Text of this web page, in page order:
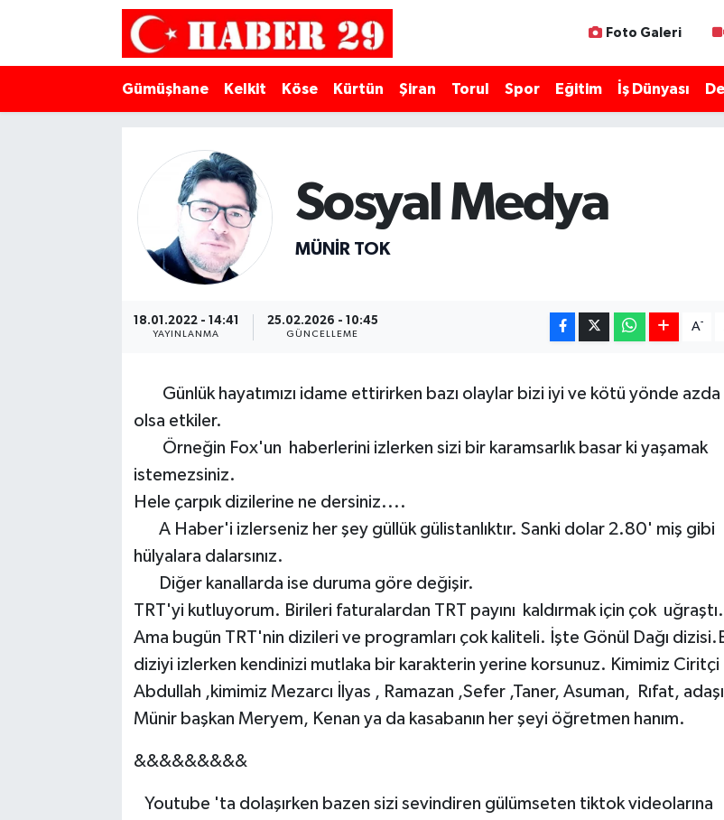
Foto Galeri
Gümüşhane Kelkit Köse Kürtün Şiran Torul Spor Eğitim İş Dünyası
Sosyal Medya
MÜNIR TOK
18.01.2022 - 14:41
YAYINLANMA
25.02.2026 - 10:45
GÜNCELLEME
A-
Günlük hayatımızı idame ettirirken bazı olaylar bizi iyi ve kötü yönde azda
olsa etkiler.
Örneğin Fox'un haberlerini izlerken sizi bir karamsarlık basar ki yaşamak
istemezsiniz.
Hele çarpık dizilerine ne dersiniz....
A Haber'i izlerseniz her şey güllük gülistanlıktır. Sanki dolar 2.80' miş gibi
hülyalara dalarsınız.
Diğer kanallarda ise duruma göre değişir.
TRT'yi kutluyorum. Birileri faturalardan TRT payını kaldırmak için çok uğraştı.
Ama bugün TRT'nin dizileri ve programları çok kaliteli. İşte Gönül Dağı
diziyi izlerken kendinizi mutlaka bir karakterin yerine korsunuz. Kimimiz Ciritçi
Abdullah ,kimimiz Mezarcı İlyas , Ramazan ,Sefer ,Taner, Asuman, Rıfat,
Münir başkan Meryem, Kenan ya da kasabanın her şeyi öğretmen hanım.
&&&&&&&&&
Youtube 'ta dolaşırken bazen sizi sevindiren gülümseten tiktok videolarına
Merkez Hava Durumu
Merkez Trafik Yoğunluk Haritası
Süper Lig Puan Durumu ve Fikstür
Tüm Manşetler
Son Dakika Haberleri